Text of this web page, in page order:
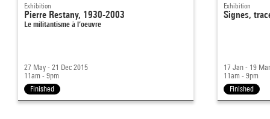
Exhibition
Pierre Restany, 1930-2003
Le militantisme à l’oeuvre
27 May - 21 Dec 2015
11am - 9pm
Finished
Exhibition
Signes,
17 Jan - 19
11am - 9pm
Finished